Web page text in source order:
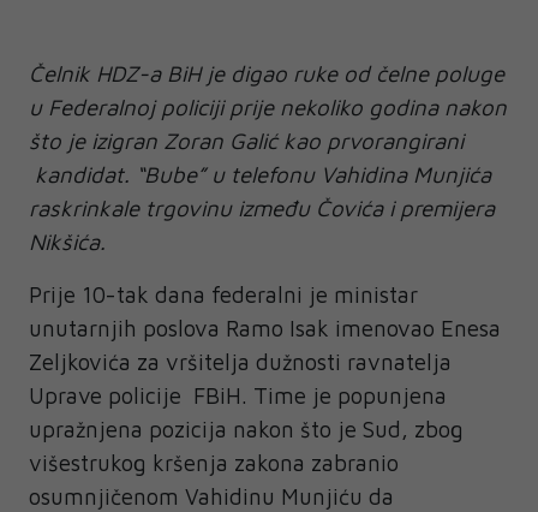
Čelnik HDZ-a BiH je digao ruke od čelne poluge
u Federalnoj policiji prije nekoliko godina nakon
što je izigran Zoran Galić kao prvorangirani
kandidat. “Bube” u telefonu Vahidina Munjića
raskrinkale trgovinu između Čovića i premijera
Nikšića.
Prije 10-tak dana federalni je ministar
unutarnjih poslova Ramo Isak imenovao Enesa
Zeljkovića za vršitelja dužnosti ravnatelja
Uprave policije FBiH. Time je popunjena
upražnjena pozicija nakon što je Sud, zbog
višestrukog kršenja zakona zabranio
osumnjičenom Vahidinu Munjiću da